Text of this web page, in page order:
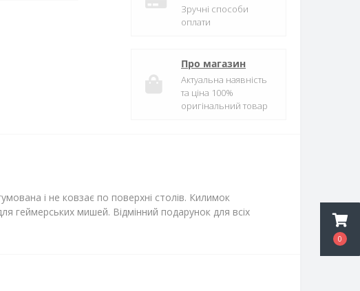
0
Зручні способи
оплати
Про магазин
Актуальна наявність
та ціна 100%
оригінальний товар
і не ковзає по поверхні столів. Килимок
геймерських мишей. Відмінний подарунок для всіх